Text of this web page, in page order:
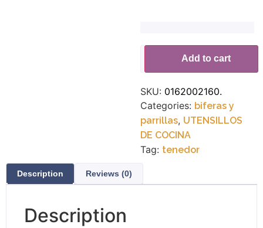
Add to cart
Alternative:
SKU: 0162002160.
Categories: biferas y
parrillas, UTENSILLOS
DE COCINA
Tag: tenedor
Description Reviews (0)
Description